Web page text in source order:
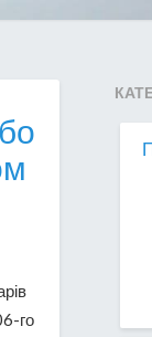
го